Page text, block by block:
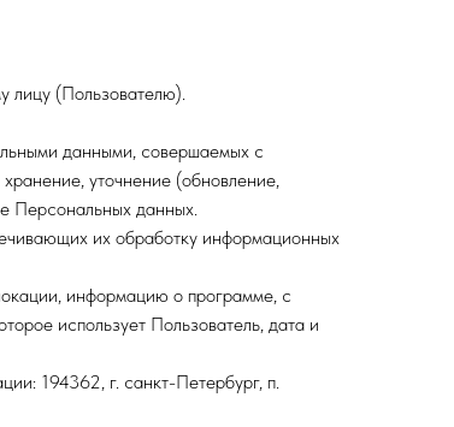
лицу (Пользователю).
данными, совершаемых с
уточнение (обновление,
Персональных данных.
их обработку информационных
информацию о программе, с
использует Пользователь, дата и
194362, г. санкт-Петербург, п.